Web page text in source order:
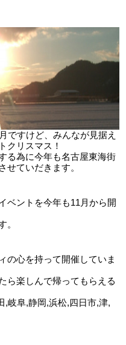
ですけど、みんなが見据え
クリスマス！
る為に今年も名古屋東海街
せていだきます。
ベントを今年も11月から開
。
の心を持って開催していま
ら楽しんで帰ってもらえる
,岐阜,静岡,浜松,四日市,津,